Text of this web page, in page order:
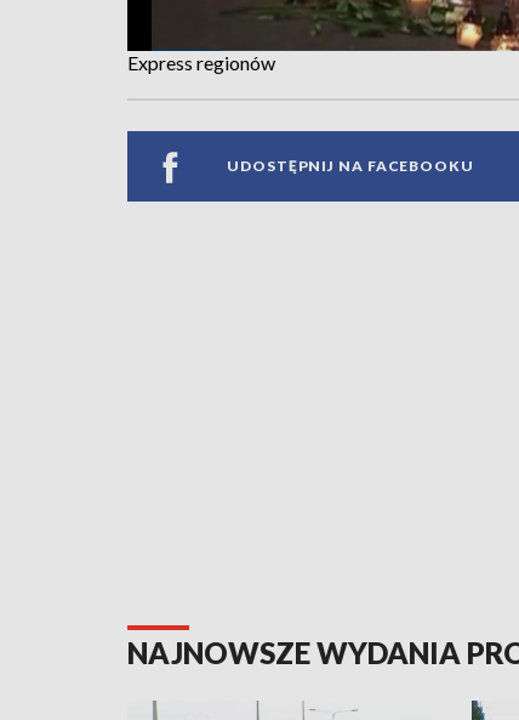
Express regionów
UDOSTĘPNIJ NA FACEBOOKU
NAJNOWSZE WYDANIA